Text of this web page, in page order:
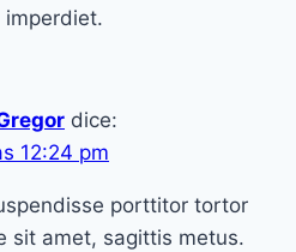
imperdiet.
dice:
12:24 pm
porttitor tortor
sit amet, sagittis metus.